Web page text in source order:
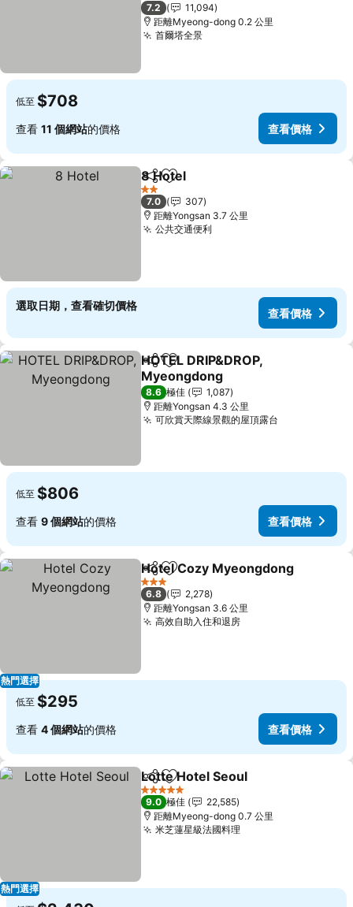
7.2
11,094
距離Myeong-dong 0.2 公里
首爾塔全景查看價格
低至 $708
查看 11 個網站的價格 查看價格
分享 放到收藏夾
8 Hotel
2 星級
7.0
307
距離Yongsan 3.7 公里
公共交通便利
選取日期，查看確切價格
查看價格
分享 放到收藏夾
HOTEL DRIP&DROP,
Myeongdong
查看價格
8.6 極佳
1,087
距離Yongsan 4.3 公里
可欣賞天際線景觀的屋頂露台
低至 $806
查看 9 個網站的價格 查看價格
熱門選擇
分享 放到收藏夾
Hotel Cozy Myeongdong
3 星級
6.8
2,278
距離Yongsan 3.6 公里
高效自助入住和退房查看價格
低至 $295
查看 4 個網站的價格 查看價格
熱門選擇
分享 放到收藏夾
Lotte Hotel Seoul
5 星級
9.0 極佳
22,585
距離Myeong-dong 0.7 公里
米芝蓮星級法國料理查看價格